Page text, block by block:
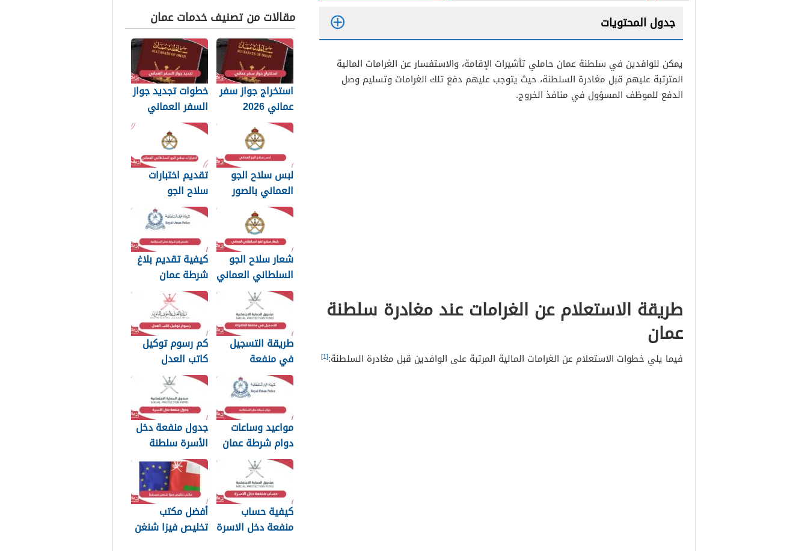
جدول المحتويات
2
يمكن للوافدين في سلطنة عمان حاملي تأشيرات الإقامة، والاستفسار عن الغرامات المالية
المترتبة عليهم قبل مغادرة السلطنة، حيث يتوجب عليهم دفع تلك الغرامات وتسليم وصل
الدفع للموظف المسؤول في منافذ الخروج.
طريقة الاستعلام عن الغرامات عند مغادرة سلطنة
عمان
فيما يلي خطوات الاستعلام عن الغرامات المالية المرتبة على الوافدين قبل مغادرة السلطنة:[1]
2026
مقالات من تصنيف خدمات عمان
استخراج جواز سفر
عماني 2026
المتطلبات التي
يجب أن تعرفها
خطوات تجديد جواز
السفر العماني
2026: الرسوم
والمستندات
المطلوبة
لبس سلاح الجو
العماني بالصور
2026
تقديم اختبارات
سلاح الجو
السلطاني العماني
2026
شعار سلاح الجو
السلطاني العماني
png بجودة عالية
2026
كيفية تقديم بلاغ
شرطة عمان
السلطانية 2026
طريقة التسجيل
في منفعة
الطفولة 2026
كم رسوم توكيل
كاتب العدل
سلطنة عمان 2026
مواعيد وساعات
دوام شرطة عمان
السلطانية 2026
جدول منفعة دخل
الأسرة سلطنة
عمان 2026
كيفية حساب
منفعة دخل الاسرة
أفضل مكتب
تخليص فيزا شنغن